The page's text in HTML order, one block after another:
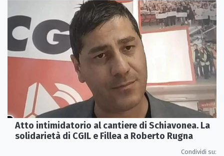
Atto intimidatorio al cantiere di Schiavonea. La
solidarietà di CGIL e Fillea a Roberto Rugna
Condividi su: